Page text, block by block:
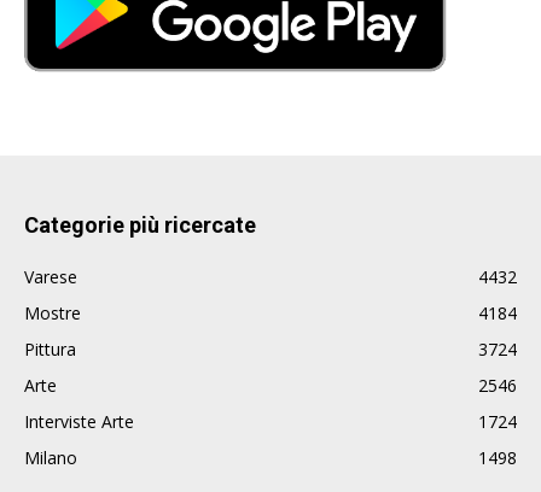
Categorie più ricercate
Varese
4432
Mostre
4184
Pittura
3724
Arte
2546
Interviste Arte
1724
Milano
1498